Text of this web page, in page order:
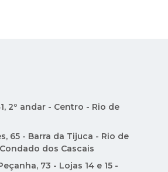
2º andar - Centro - Rio de
65 - Barra da Tijuca - Rio de
dos Cascais
73 - Lojas 14 e 15 -